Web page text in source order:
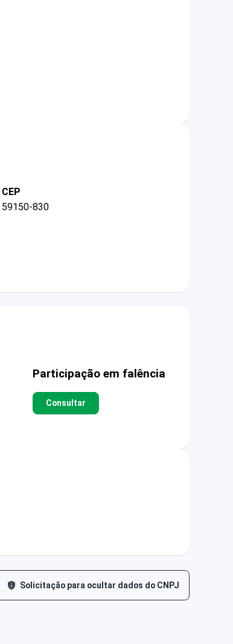
CEP
59150-830
Participação em falência
Consultar
Solicitação para ocultar dados do CNPJ